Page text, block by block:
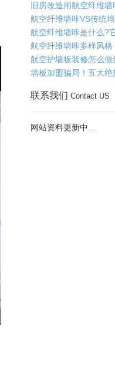
旧房改造用航空纤维
航空纤维墙咔VS传统墙
航空纤维墙咔是什么?
航空纤维墙咔多样风格
航空护墙板装修怎么做
墙板加盟骗局！五大绝
联系我们 Contact US
网站资料更新中...